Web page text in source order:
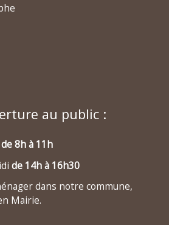
au public :
de 8h à 11h
de 14h à 16h30
dans notre commune,
Mairie.